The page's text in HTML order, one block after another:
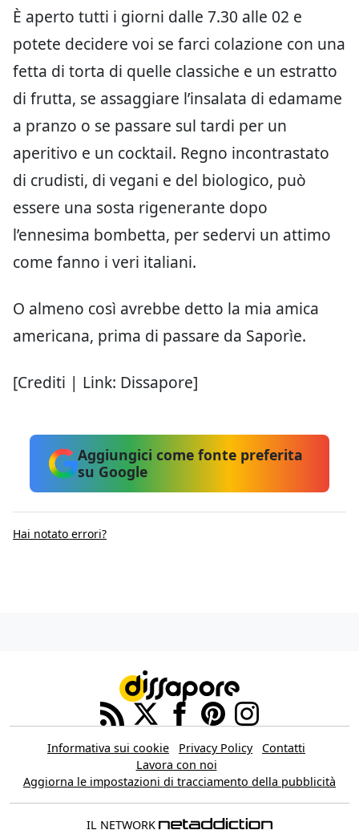
È aperto tutti i giorni dalle 7.30 alle 02 e
potete decidere voi se farci colazione con una
fetta di torta di quelle classiche e un estratto
di frutta, se assaggiare l’insalata di edamame
a pranzo o se passare sul tardi per un
aperitivo e un cocktail. Regno incontrastato
di crudisti, di vegani e del biologico, può
essere una sosta rigenerante dopo
l’ennesima bombetta, per sedervi un attimo
come fanno i veri italiani.
O almeno così avrebbe detto la mia amica
americana, prima di passare da Saporìe.
[Crediti | Link: Dissapore]
Aggiungici come fonte preferita
su Google
Hai notato errori?
Informativa sui cookie Privacy Policy
Contatti
Lavora con noi
Aggiorna le impostazioni di tracciamento della pubblicità
IL NETWORK